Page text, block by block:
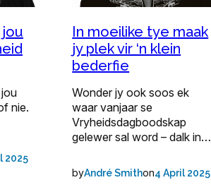
jou
nie.
2025
In moeilike tye maak
jy plek vir ‘n klein
bederfie
Wonder jy ook soos ek
waar vanjaar se
Vryheidsdagboodskap
gelewer sal word – dalk in…
byAndré Smithon4 April 2025